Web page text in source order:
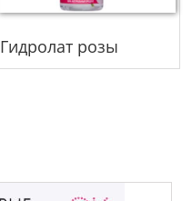
Гидролат розы